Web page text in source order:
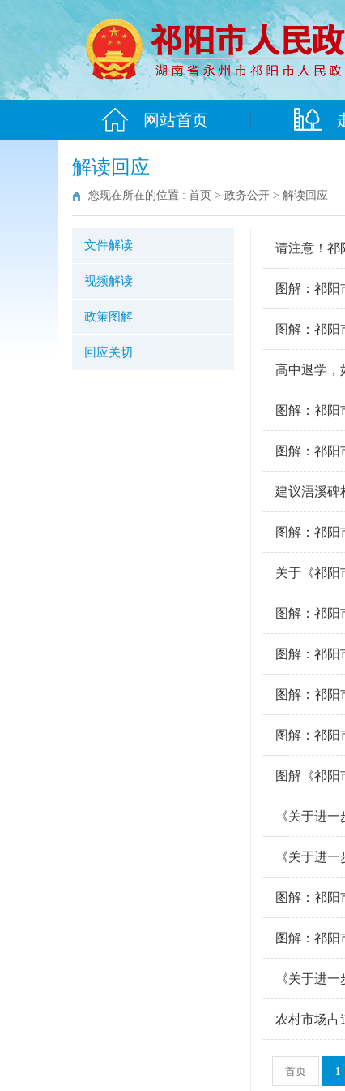
网站首页
解读回应
您现在所在的位置 : 首页 > 政务公开 > 解读回应
文件解读
视频解读
政策图解
回应关切
请注意！祁
图解：祁阳
图解：祁阳
高中退学，
图解：祁阳
图解：祁阳
建议浯溪碑
图解：祁阳
关于《祁阳
图解：祁阳
图解：祁阳
图解：祁阳
图解：祁阳
图解《祁阳
《关于进
《关于进
图解：祁阳
图解：祁阳
《关于进
农村市场占
首页 1